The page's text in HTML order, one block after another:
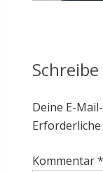
Deine E-
Kommentar*